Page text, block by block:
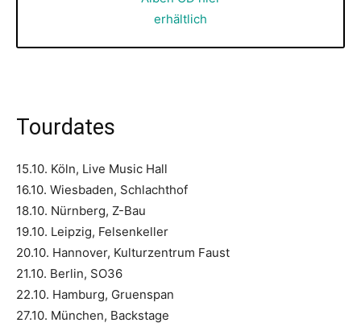
Tourdates
15.10. Köln, Live Music Hall
16.10. Wiesbaden, Schlachthof
18.10. Nürnberg, Z-Bau
19.10. Leipzig, Felsenkeller
20.10. Hannover, Kulturzentrum Faust
21.10. Berlin, SO36
22.10. Hamburg, Gruenspan
27.10. München, Backstage